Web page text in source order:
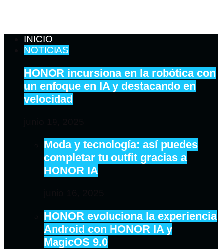
INICIO
NOTICIAS
HONOR incursiona en la robótica con
un enfoque en IA y destacando en
velocidad
Moda y tecnología: así puedes
completar tu outfit gracias a
HONOR IA
HONOR evoluciona la experiencia
Android con HONOR IA y
MagicOS 9.0